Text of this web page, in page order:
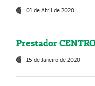
01 de Abril de 2020
Prestador
15 de Janeiro de 2020